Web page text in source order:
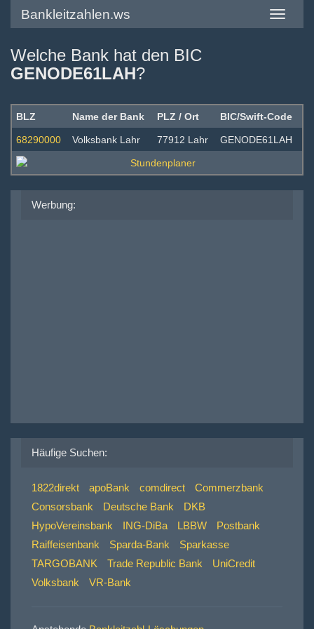
Toggle
Bankleitzahlen.ws
Welche Bank hat den BIC
GENODE61LAH?
BLZ Name der Bank PLZ / Ort BIC/Swift-Code
68290000 Volksbank Lahr 77912 Lahr GENODE61LAH
Werbung:
Häufige Suchen:
1822direkt apoBank comdirect
Commerzbank
Consorsbank
Deutsche Bank
DKB
HypoVereinsbank
ING-DiBa LBBW
Postbank
Raiffeisenbank
Sparda-Bank
Sparkasse
TARGOBANK
Trade Republic Bank
UniCredit
Volksbank
VR-Bank